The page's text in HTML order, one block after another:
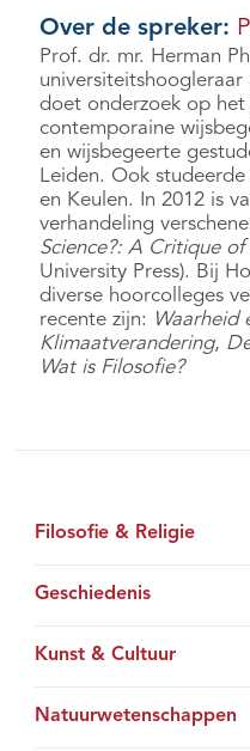
Over de spreker:
Prof. dr. mr. Herman
doet onderzoek op
contemporaine
en wijsbegeerte
Leiden. Ook
en Keulen. In 2012 is
verhandeling
Science?: A Critique of
University Press). Bij
diverse hoorcolleges
recente zijn: Waarheid
Klimaatverandering,
Wat is Filosofie?
Filosofie & Religie
Geschiedenis
Kunst & Cultuur
Natuurwetenschappen